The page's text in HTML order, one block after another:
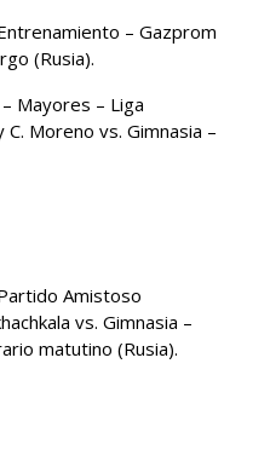
– Gazprom
(Rusia).
Mayores – Liga
Moreno vs. Gimnasia –
Amistoso
vs. Gimnasia –
matutino (Rusia).